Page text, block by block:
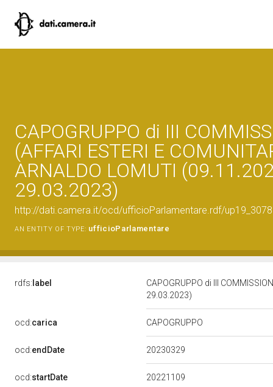
CAPOGRUPPO di III
(AFFARI ESTERI E
ARNALDO LOMUTI
29.03.2023)
http://dati.camera.it/ocd/ufficioParlamentare.rdf/
AN ENTITY OF TYPE: ufficioParlamentare
rdfs: label
CAPOGRUPPO di III
29.03.2023)
ocd:carica CAPOGRUPPO
ocd:endDate 20230329
ocd:startDate 20221109